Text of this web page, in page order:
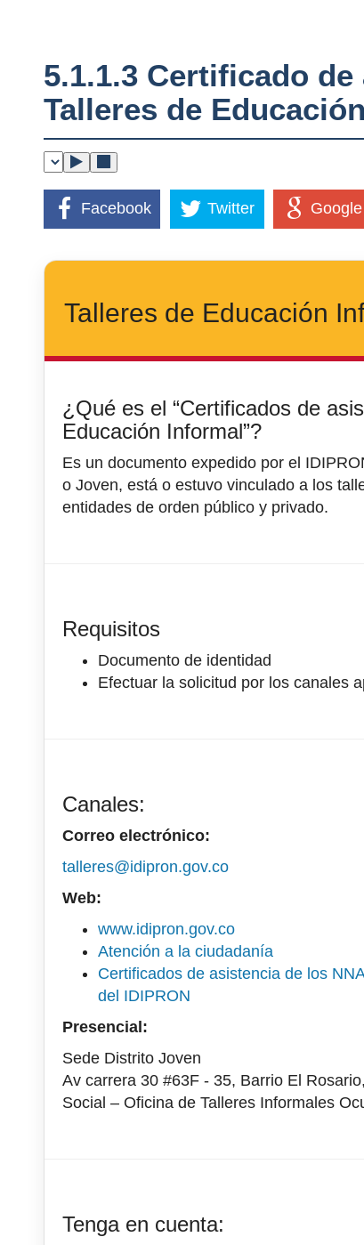
5.1.1.3 Certificado
Talleres de
Facebook Twitter Google
Talleres de Educación
¿Qué es el “Certificados de
Educación Informal”?
Es un documento expedido por el
o Joven, está o estuvo vinculado a los
entidades de orden público y privado.
Requisitos
Documento de identidad
Efectuar la solicitud por los canales
Canales:
Correo electrónico:
talleres@idipron.gov.co
Web:
www.idipron.gov.co
Atención a la ciudadanía
Certificados de asistencia de los
del IDIPRON
Presencial:
Sede Distrito Joven
Av carrera 30 #63F - 35, Barrio El
Social – Oficina de Talleres Informales
Tenga en cuenta: